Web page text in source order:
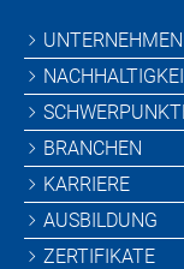
Navigation
überspringen
UNTERNEHMEN
BRANCHEN
KARRIERE
AUSBILDUNG
ZERTIFIKATE